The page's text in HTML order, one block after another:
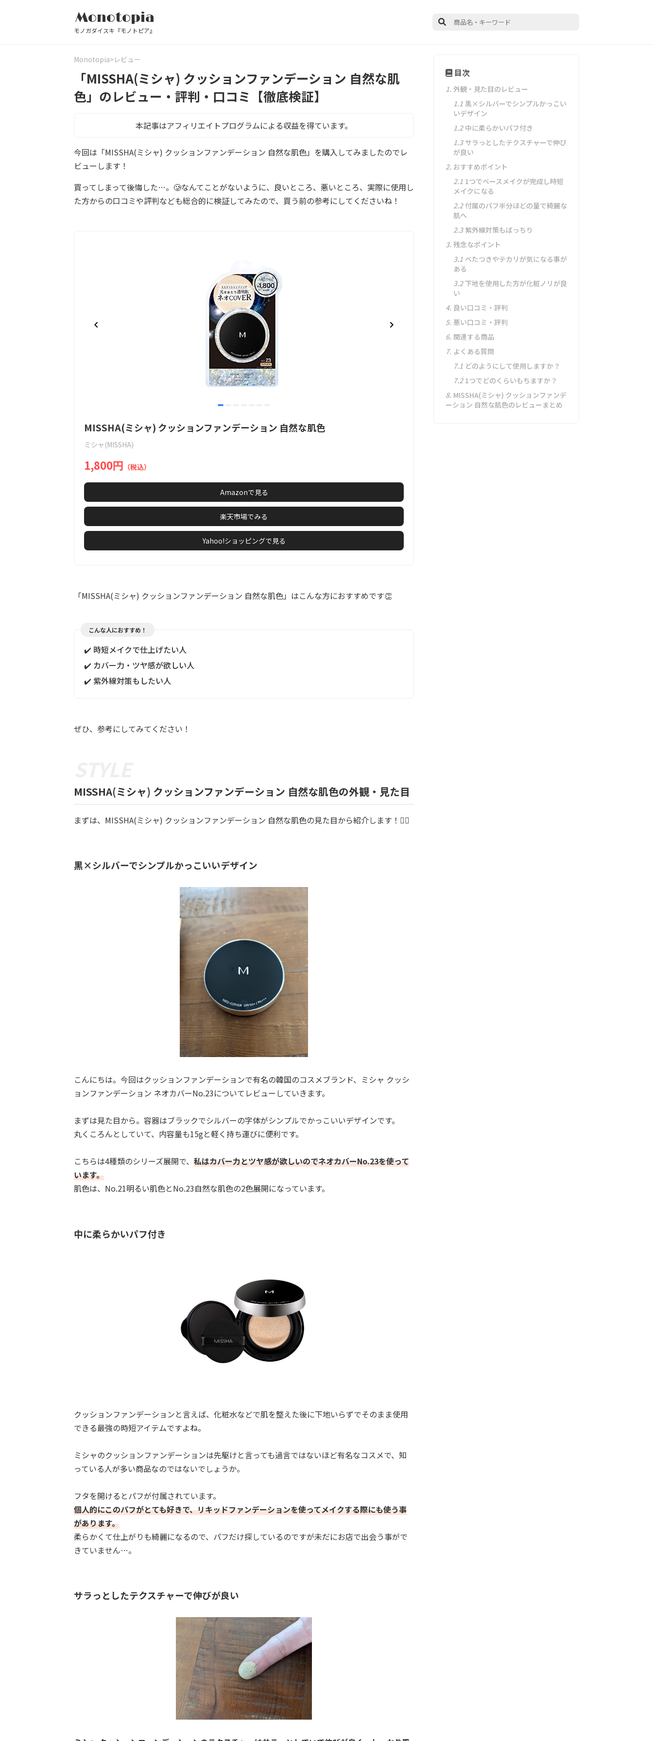
Monotopia
モノガダイスキ『モノトピア』
Monotopia レビュー
「MISSHA(ミシャ) クッションファンデーション 自然な肌
色」のレビュー・評判・口コミ【徹底検証】
本記事はアフィリエイトプログラムによる収益を得ています。
今回は「MISSHA(ミシャ) クッションファンデーション 自然な肌色」を購入してみましたのでレ
ビューします！
買ってしまって後悔した…。🥲なんてことがないように、良いところ、悪いところ、実際に使用し
た方からの口コミや評判なども総合的に検証してみたので、買う前の参考にしてくださいね！
item
1
of
7
MISSHA(ミシャ) クッションファンデーション 自然な肌色
ミシャ(MISSHA)
1,800円 （税込）
Amazonで見る
楽天市場でみる
Yahoo!ショッピングで見る
「MISSHA(ミシャ) クッションファンデーション 自然な肌色」はこんな方におすすめです👏
こんな人におすすめ！
✔️ 時短メイクで仕上げたい人
✔️ カバー力・ツヤ感が欲しい人
✔️ 紫外線対策もしたい人
ぜひ、参考にしてみてください！
MISSHA(ミシャ) クッションファンデーション 自然な肌色の外観・見た目
まずは、MISSHA(ミシャ) クッションファンデーション 自然な肌色の見た目から紹介します！💁‍♀️
黒×シルバーでシンプルかっこいいデザイン
こんにちは。今回はクッションファンデーションで有名の韓国のコスメブランド、ミシャ クッシ
ョンファンデーション ネオカバーNo.23についてレビューしていきます。
まずは見た目から。容器はブラックでシルバーの字体がシンプルでかっこいいデザインです。
丸くころんとしていて、内容量も15gと軽く持ち運びに便利です。
こちらは4種類のシリーズ展開で、 私はカバー力とツヤ感が欲しいのでネオカバーNo.23を使って
います。
肌色は、No.21明るい肌色とNo.23自然な肌色の2色展開になっています。
中に柔らかいパフ付き
クッションファンデーションと言えば、化粧水などで肌を整えた後に下地いらずでそのまま使用
できる最強の時短アイテムですよね。
ミシャのクッションファンデーションは先駆けと言っても過言ではないほど有名なコスメで、知
っている人が多い商品なのではないでしょうか。
フタを開けるとパフが付属されています。
個人的にこのパフがとても好きで、リキッドファンデーションを使ってメイクする際にも使う事
があります。
柔らかくて仕上がりも綺麗になるので、パフだけ探しているのですが未だにお店で出会う事がで
きていません…。
サラっとしたテクスチャーで伸びが良い
目次
1. 外観・見た目のレビュー
1.1 黒×シルバーでシンプルかっこい
いデザイン
1.2 中に柔らかいパフ付き
1.3 サラっとしたテクスチャーで伸び
が良い
2. おすすめポイント
2.1 1つでベースメイクが完成し時短
メイクになる
2.2 付属のパフ半分ほどの量で綺麗な
肌へ
2.3 紫外線対策もばっちり
3. 残念なポイント
3.1 べたつきやテカリが気になる事が
ある
3.2 下地を使用した方が化粧ノリが良
い
4. 良い口コミ・評判
5. 悪い口コミ・評判
6. 関連する商品
7. よくある質問
7.1 どのようにして使用しますか？
7.2 1つでどのくらいもちますか？
8. MISSHA(ミシャ) クッションファンデ
ーション 自然な肌色のレビューまとめ